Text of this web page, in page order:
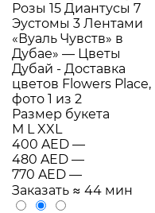
Размер букета
M LXXL
400 AED —
480 AED —
770 AED —
Заказать ≈ 44 мин